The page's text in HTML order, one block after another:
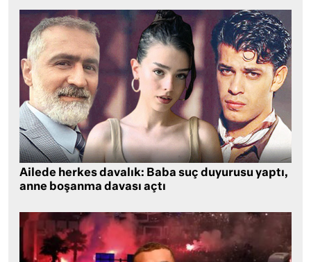
Ailede herkes davalık: Baba suç duyurusu yaptı,
anne boşanma davası açtı